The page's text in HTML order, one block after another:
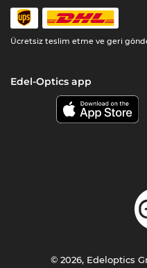
Ücretsiz teslim etme ve geri
Edel-Optics app
© 2026, Edeloptics